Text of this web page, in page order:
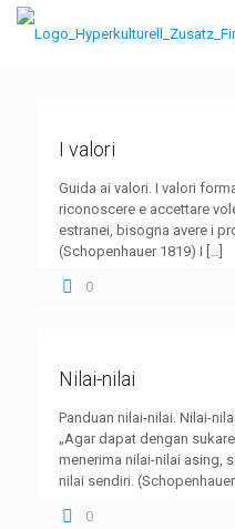
I valori
Guida ai valori. I valori
riconoscere e accettare
estranei, bisogna avere i
(Schopenhauer 1819) I […]
0
Nilai-nilai
Panduan nilai-nilai. Nilai-
„Agar dapat dengan
menerima nilai-nilai asing,
nilai sendiri.
0